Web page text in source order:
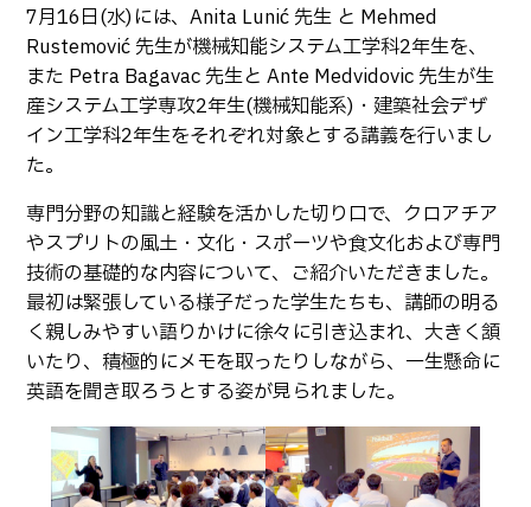
7月16日(水)には、Anita Lunić 先生 と Mehmed
Rustemović 先生が機械知能システム工学科2年生を、
また Petra Bagavac 先生と Ante Medvidovic 先生が生
産システム工学専攻2年生(機械知能系)・建築社会デザ
イン工学科2年生をそれぞれ対象とする講義を行いまし
た。
専門分野の知識と経験を活かした切り口で、クロアチア
やスプリトの風土・文化・スポーツや食文化および専門
技術の基礎的な内容について、ご紹介いただきました。
最初は緊張している様子だった学生たちも、講師の明る
く親しみやすい語りかけに徐々に引き込まれ、大きく頷
いたり、積極的にメモを取ったりしながら、一生懸命に
英語を聞き取ろうとする姿が見られました。